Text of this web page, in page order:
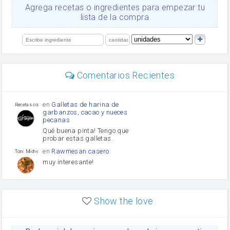
Ajos
Levadura
limón
Agrega recetas o ingredientes para empezar tu
lista de la compra
Comentarios Recientes
Recetas con sazon
en Galletas de harina de
garbanzos, cacao y nueces
pecanas
Qué buena pinta! Tengo que
probar estas galletas.
Toni Michel Caubet
en Rawmesan casero
muy interesante!
enLasaña casera fácil y
Show the love